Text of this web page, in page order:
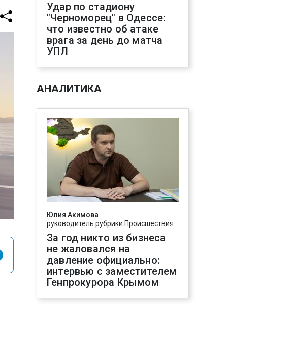
Удар по стадиону
"Черноморец" в Одессе:
что известно об атаке
врага за день до матча
УПЛ
АНАЛИТИКА
Юлия Акимова
руководитель рубрики Происшествия
За год никто из бизнеса
не жаловался на
давление официально:
интервью с заместителем
Генпрокурора Крымом